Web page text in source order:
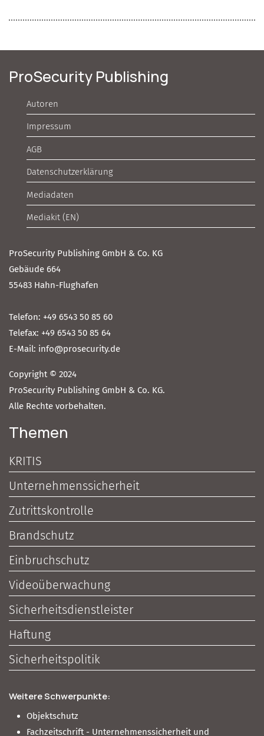
ProSecurity Publishing
Autoren
Impressum
AGB
Datenschutzerklärung
Mediadaten
Mediakit (EN)
ProSecurity Publishing GmbH & Co. KG
Gebäude 664
55483 Hahn-Flughafen
Telefon: +49 6543 50 85 60
Telefax: +49 6543 50 85 64
E-Mail: info@prosecurity.de
Copyright © 2024
ProSecurity Publishing GmbH & Co. KG.
Alle Rechte vorbehalten.
Themen
KRITIS
Unternehmenssicherheit
Zutrittskontrolle
Brandschutz
Einbruchschutz
Videoüberwachung
Sicherheitsdienstleister
Haftung
Sicherheitspolitik
Weitere Schwerpunkte:
Objektschutz
Fachzeitschrift - Unternehmenssicherheit und